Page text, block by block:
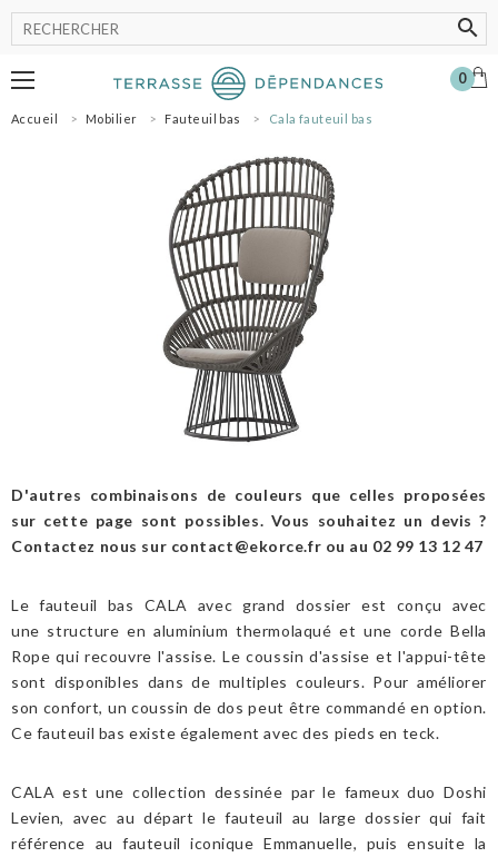
0
MOBILIER
LUMINAIRE
POT
ACCESSOIRES
OMBRAGE
SHOWROOM
NOS MARQUES
PROFESSIONNELS
SE CONNECTER
MON PANIER
Accueil Mobilier Fauteuil bas Cala fauteuil bas
D'autres combinaisons de couleurs que celles proposées
sur cette page sont possibles. Vous souhaitez un devis ?
Contactez nous sur contact@ekorce.fr ou au 02 99 13 12 47
Le fauteuil bas CALA avec grand dossier est conçu avec
une structure en aluminium thermolaqué et une corde Bella
Rope qui recouvre l'assise. Le coussin d'assise et l'appui-tête
sont disponibles dans de multiples couleurs. Pour améliorer
son confort, un coussin de dos peut être commandé en option.
Ce fauteuil bas existe également avec des pieds en teck.
CALA est une collection dessinée par le fameux duo Doshi
Levien, avec au départ le fauteuil au large dossier qui fait
référence au fauteuil iconique Emmanuelle, puis ensuite la